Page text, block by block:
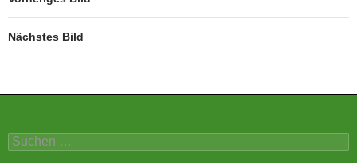
Nächstes Bild
Suchen
nach: